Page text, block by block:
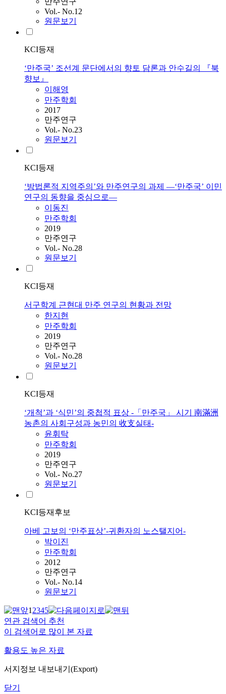
Vol.- No.12
원문보기
KCI등재
‘만주국’ 조선계 문단에서의 향토 담론과 안수길의 『북
향보』
이해영
만주학회
2017
만주연구
Vol.- No.23
원문보기
KCI등재
‘방법론적 지역주의’와 만주연구의 과제 —‘만주국’ 이민
연구의 동향을 중심으로—
이동진
만주학회
2019
만주연구
Vol.- No.28
원문보기
KCI등재
서구학계 근현대 만주 연구의 현황과 전망
한지현
만주학회
2019
만주연구
Vol.- No.28
원문보기
KCI등재
‘개척’과 ‘식민’의 중첩적 표상 -「만주국」 시기 南滿洲
농촌의 사회구성과 농민의 收支실태-
윤휘탁
만주학회
2019
만주연구
Vol.- No.27
원문보기
KCI등재후보
아베 고보의 ‘만주표상’-귀환자의 노스탤지어-
박이진
만주학회
2012
만주연구
Vol.- No.14
원문보기
12345
연관 검색어 추천
이 검색어로 많이 본 자료
활용도 높은 자료
서지정보 내보내기(Export)
닫기